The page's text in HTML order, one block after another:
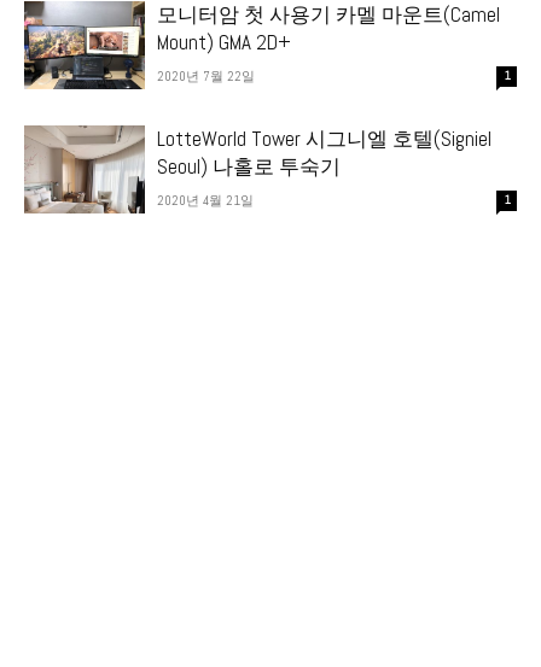
모니터암 첫 사용기 카멜 마운트(Camel
Mount) GMA 2D+
2020년 7월 22일 1
LotteWorld Tower 시그니엘 호텔(Signiel
Seoul) 나홀로 투숙기
2020년 4월 21일 1